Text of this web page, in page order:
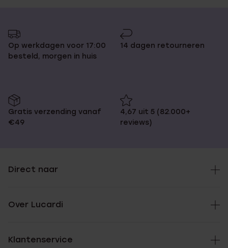
Op werkdagen voor 17:00
besteld, morgen in huis
14 dagen retourneren
Gratis verzending vanaf
€49
4,67 uit 5 (82.000+
reviews)
Direct naar
Over Lucardi
Klantenservice